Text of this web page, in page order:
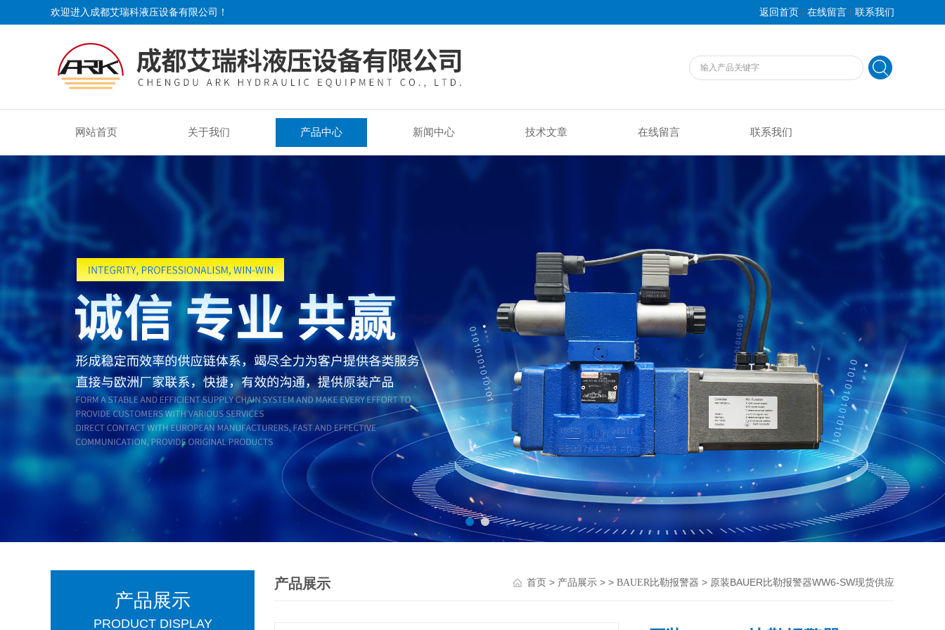
欢迎进入成都艾瑞科液压设备有限公司！ 返回首页 | 在线留言 | 联系我们
网站首页 关于我们 产品中心 新闻中心 技术文章 在线留言 联系我们
产品展示
PRODUCT DISPLAY
产品展示 首页 > 产品展示 > > BAUER比勒报警器 > 原装BAUER比勒报警器WW6-SW现货供应